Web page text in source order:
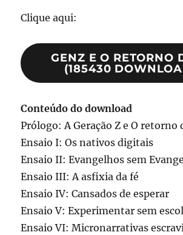
Clique aqui:
GENZ E O RETORNO
(185430
Conteúdo do download
Prólogo: A Geração Z e O retorno
Ensaio I: Os nativos digitais
Ensaio II: Evangelhos sem
Ensaio III: A asfixia da fé
Ensaio IV: Cansados de esperar
Ensaio V: Experimentar sem
Ensaio VI: Micronarrativas